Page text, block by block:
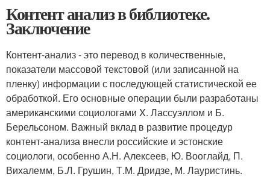
Контент анализ в библиотеке.
Заключение
Контент-анализ - это перевод в количественные,
показатели массовой текстовой (или записанной на
пленку) информации с последующей статистической ее
обработкой. Его основные операции были разработаны
американскими социологами X. Лассуэллом и Б.
Берельсоном. Важный вклад в развитие процедур
контент-анализа внесли российские и эстонские
социологи, особенно А.Н. Алексеев, Ю. Вооглайд, П.
Вихалемм, Б.Л. Грушин, Т.М. Дридзе, М. Лауристинь.